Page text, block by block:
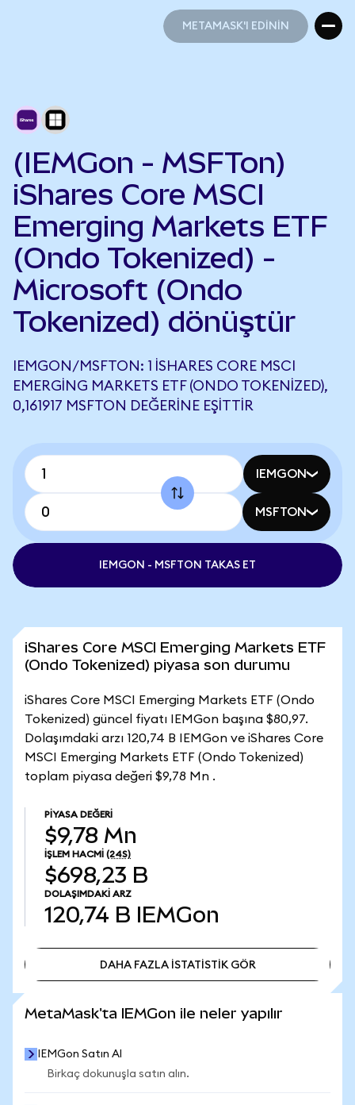
METAMASK'I EDİNİN
(IEMGon - MSFTon)
iShares Core MSCI
Emerging Markets ETF
(Ondo Tokenized) -
Microsoft (Ondo
Tokenized) dönüştür
IEMGON/MSFTON: 1 ISHARES CORE MSCI
EMERGING MARKETS ETF (ONDO TOKENIZED),
0,161917 MSFTON DEĞERINE EŞITTIR
IEMGON
MSFTON
IEMGON - MSFTON TAKAS ET
iShares Core MSCI Emerging Markets ETF
(Ondo Tokenized) piyasa son durumu
iShares Core MSCI Emerging Markets ETF (Ondo
Tokenized) güncel fiyatı IEMGon başına $80,97.
Dolaşımdaki arzı 120,74 B IEMGon ve iShares Core
MSCI Emerging Markets ETF (Ondo Tokenized)
toplam piyasa değeri $9,78 Mn .
PIYASA DEĞERI
$9,78 Mn
İŞLEM HACMI (24S)
$698,23 B
DOLAŞIMDAKI ARZ
120,74 B IEMGon
DAHA FAZLA İSTATİSTİK GÖR
MetaMask'ta IEMGon ile neler yapılır
IEMGon Satın Al
Birkaç dokunuşla satın alın.